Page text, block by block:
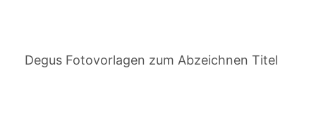
Degus Fotovorlagen zum Abzeichnen Titel